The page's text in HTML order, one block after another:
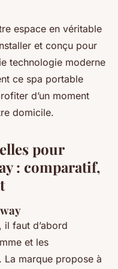
oasis de
espace en véritable
et conçu pour
technologie moderne
ce spa portable
d’un moment
domicile.
pour
: comparatif,
il faut d’abord
et les
marque propose à